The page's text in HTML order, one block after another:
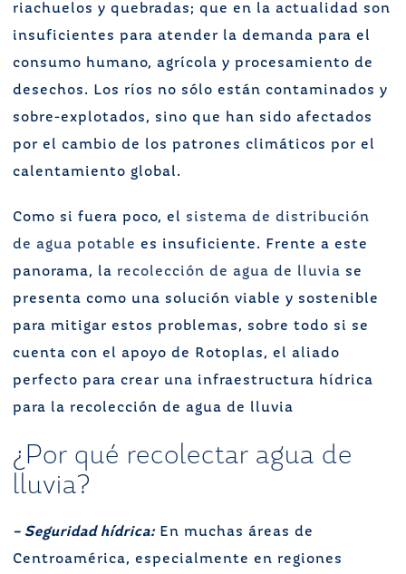
riachuelos y quebradas; que en la actualidad son
insuficientes para atender la demanda para el
consumo humano, agrícola y procesamiento de
desechos. Los ríos no sólo están contaminados y
sobre-explotados, sino que han sido afectados
por el cambio de los patrones climáticos por el
calentamiento global.
Como si fuera poco, el sistema de distribución
de agua potable es insuficiente. Frente a este
panorama, la recolección de agua de lluvia se
presenta como una solución viable y sostenible
para mitigar estos problemas, sobre todo si se
cuenta con el apoyo de Rotoplas, el aliado
perfecto para crear una infraestructura hídrica
para la recolección de agua de lluvia
¿Por qué recolectar agua de
lluvia?
– Seguridad hídrica:En muchas áreas de
Centroamérica, especialmente en regiones